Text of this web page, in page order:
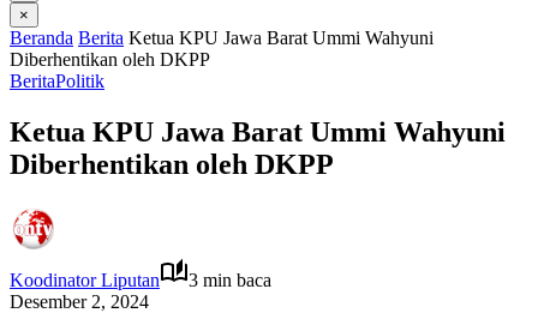
×
Beranda Berita Ketua KPU Jawa Barat Ummi Wahyuni
Diberhentikan oleh DKPP
BeritaPolitik
Ketua KPU Jawa Barat Ummi Wahyuni
Diberhentikan oleh DKPP
Koodinator Liputan
3 min baca
Desember 2, 2024